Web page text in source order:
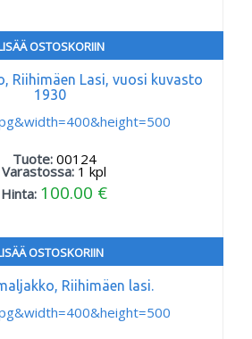
OSTOSKORIIN
Riihimäen Lasi, vuosi kuvasto
1930
Tuote: 00124
Varastossa: 1 kpl
Hinta: 100.00 €
OSTOSKORIIN
Riihimäen lasi.